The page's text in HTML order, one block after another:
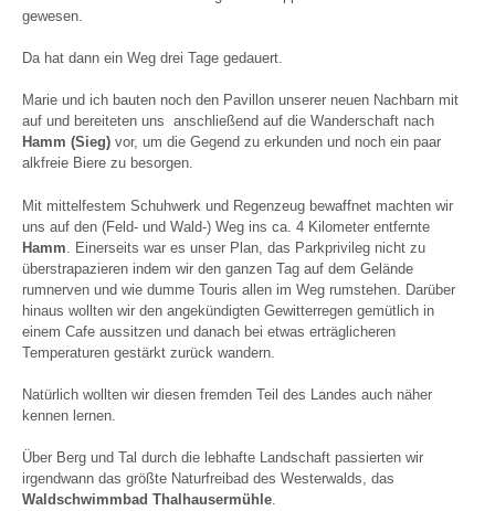
gewesen.
Da hat dann ein Weg drei Tage gedauert.
Marie und ich bauten noch den Pavillon unserer neuen Nachbarn mit
auf und bereiteten uns anschließend auf die Wanderschaft nach
Hamm (Sieg) vor, um die Gegend zu erkunden und noch ein paar
alkfreie Biere zu besorgen.
Mit mittelfestem Schuhwerk und Regenzeug bewaffnet machten wir
uns auf den (Feld- und Wald-) Weg ins ca. 4 Kilometer entfernte
Hamm . Einerseits war es unser Plan, das Parkprivileg nicht zu
überstrapazieren indem wir den ganzen Tag auf dem Gelände
rumnerven und wie dumme Touris allen im Weg rumstehen. Darüber
hinaus wollten wir den angekündigten Gewitterregen gemütlich in
einem Cafe aussitzen und danach bei etwas erträglicheren
Temperaturen gestärkt zurück wandern.
Natürlich wollten wir diesen fremden Teil des Landes auch näher
kennen lernen.
Über Berg und Tal durch die lebhafte Landschaft passierten wir
irgendwann das größte Naturfreibad des Westerwalds, das
Waldschwimmbad Thalhausermühle.